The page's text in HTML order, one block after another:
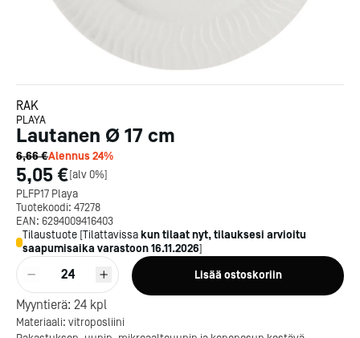
RAK
PLAYA
Lautanen Ø 17 cm
6,66 €Alennus24%
5,05 €[alv 0%]
PLFP17 Playa
Tuotekoodi: 47278
EAN: 6294009416403
Tilaustuote [Tilattavissa kun tilaat nyt, tilauksesi arvioitu
saapumisaika varastoon16.11.2026]
24 Lisää ostoskoriin
Myyntierä: 24 kpl
Materiaali: vitroposliini
Kotipizza on vuonna 1987
perustettu yritys, jolla on yli
300 ravintolaa eri puolella